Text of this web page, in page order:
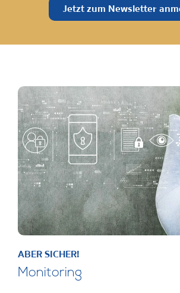
Jetzt zum Newsletter
ABER SICHER!
Monitoring